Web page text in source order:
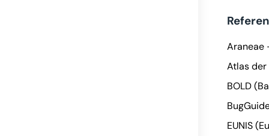
Araneae
Atlas der
BOLD
EUNIS